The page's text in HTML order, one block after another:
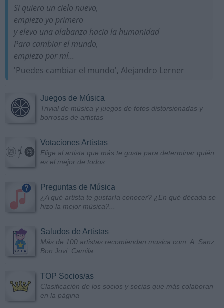
Si quiero un cielo nuevo,
empiezo yo primero
y elevo una alabanza hacia la humanidad
Para cambiar el mundo,
empiezo por mí...
'Puedes cambiar el mundo', Alejandro Lerner
Juegos de Música
Trivial de música y juegos de fotos distorsionadas y
borrosas de artistas
Votaciones Artistas
Elige al artista que más te guste para determinar quién
es el mejor de todos
Preguntas de Música
¿A qué artista te gustaría conocer? ¿En qué década se
hizo la mejor música?...
Saludos de Artistas
Más de 100 artistas recomiendan musica.com: A. Sanz,
Bon Jovi, Camila...
TOP Socios/as
Clasificación de los socios y socias que más colaboran
en la página